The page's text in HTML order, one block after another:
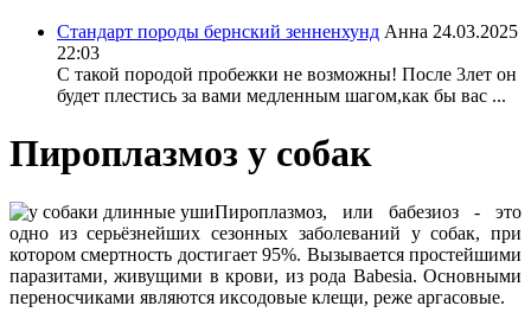
Стандарт породы бернский зенненхунд Анна 24.03.2025
22:03
С такой породой пробежки не возможны! После 3лет он
будет плестись за вами медленным шагом,как бы вас ...
Пироплазмоз у собак
Пироплазмоз, или бабезиоз - это
одно из серьёзнейших сезонных заболеваний у собак, при
котором смертность достигает 95%. Вызывается простейшими
паразитами, живущими в крови, из рода Babesia. Основными
переносчиками являются иксодовые клещи, реже аргасовые.